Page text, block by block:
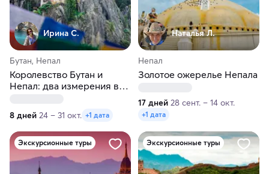
Ирина С.
Бутан, Непал
Королевство Бутан и
Непал: два измерения в
8 дней 24 – 31 окт. +1 дата
Наталья Л.
Непал
Золотое ожерелье Непала
17 дней 28 сент. – 14 окт.
+1 дата
Экскурсионные туры Экскурсионные туры